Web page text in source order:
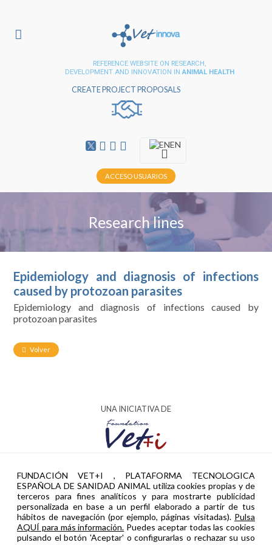
REFERENCE WEBSITE ON RESEARCH,
DEVELOPMENT AND INNOVATION IN ANIMAL HEALTH
CREATE PROJECT PROPOSALS
EN
ACCESO USUARIOS
Research lines
Epidemiology and diagnosis of infections
caused by protozoan parasites
Epidemiology and diagnosis of infections caused by
protozoan parasites
Volver
UNA INICIATIVA DE
AYUDA PTR2024-002951 FINANCIADA POR
FUNDACIÓN VET+I , PLATAFORMA TECNOLOGICA
ESPAÑOLA DE SANIDAD ANIMAL utiliza cookies propias y de
terceros para fines analíticos y para mostrarte publicidad
personalizada en base a un perfil elaborado a partir de tus
hábitos de navegación (por ejemplo, páginas visitadas). Pulsa
AQUÍ para más información. Puedes aceptar todas las cookies
pulsando el botón 'Aceptar' o configurarlas o rechazar su uso